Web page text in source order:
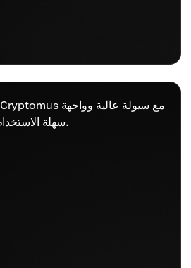
سهلة الاستخدام وأدوات تداول متقدمة.